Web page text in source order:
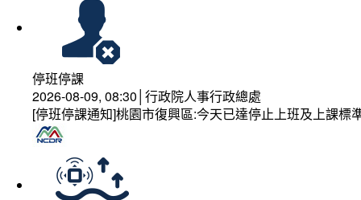
停班停課
2026-08-09, 08:30│行政院人事行政總處
[停班停課通知]桃園市復興區:今天已達停止上班及上課